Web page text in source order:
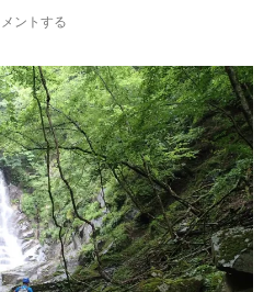
メントする